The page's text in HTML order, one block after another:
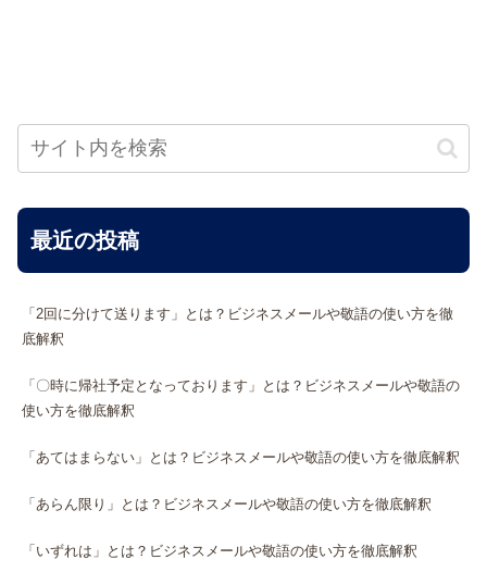
最近の投稿
「2回に分けて送ります」とは？ビジネスメールや敬語の使い方を徹
底解釈
「〇時に帰社予定となっております」とは？ビジネスメールや敬語の
使い方を徹底解釈
「あてはまらない」とは？ビジネスメールや敬語の使い方を徹底解釈
「あらん限り」とは？ビジネスメールや敬語の使い方を徹底解釈
「いずれは」とは？ビジネスメールや敬語の使い方を徹底解釈